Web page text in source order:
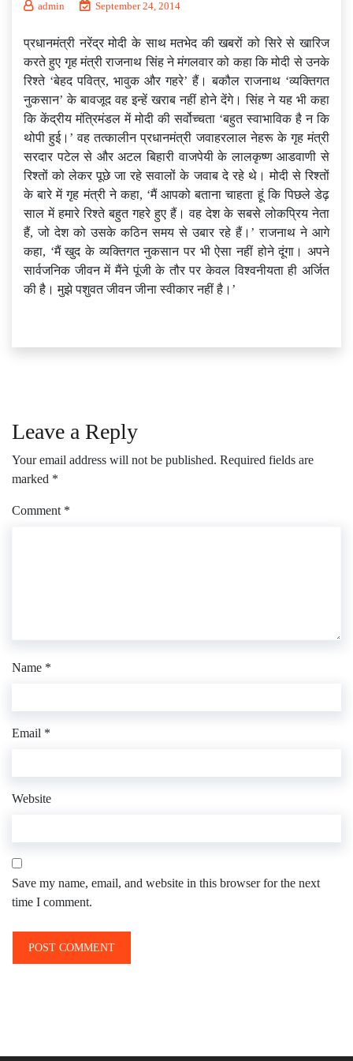
admin September 24, 2014
प्रधानमंत्री नरेंद्र मोदी के साथ मतभेद की खबरों को सिरे से खारिज
करते हुए गृह मंत्री राजनाथ सिंह ने मंगलवार को कहा कि मोदी से उनके
रिश्ते ‘बेहद पवित्र, भावुक और गहरे’ हैं। बकौल राजनाथ ‘व्यक्तिगत
नुकसान’ के बावजूद वह इन्हें खराब नहीं होने देंगे। सिंह ने यह भी कहा
कि केंद्रीय मंत्रिमंडल में मोदी की सर्वोच्चता ‘बहुत स्वाभाविक है न कि
थोपी हुई।’ वह तत्कालीन प्रधानमंत्री जवाहरलाल नेहरू के गृह मंत्री
सरदार पटेल से और अटल बिहारी वाजपेयी के लालकृष्ण आडवाणी से
रिश्तों को लेकर पूछे जा रहे सवालों के जवाब दे रहे थे। मोदी से रिश्तों
के बारे में गृह मंत्री ने कहा, ‘मैं आपको बताना चाहता हूं कि पिछले डेढ़
साल में हमारे रिश्ते बहुत गहरे हुए हैं। वह देश के सबसे लोकप्रिय नेता
हैं, जो देश को उसके कठिन समय से उबार रहे हैं।’ राजनाथ ने आगे
कहा, ‘मैं खुद के व्यक्तिगत नुकसान पर भी ऐसा नहीं होने दूंगा। अपने
सार्वजनिक जीवन में मैंने पूंजी के तौर पर केवल विश्वनीयता ही अर्जित
की है। मुझे पशुवत जीवन जीना स्वीकार नहीं है।’
Leave a Reply
Your email address will not be published. Required fields are
marked *
Comment *
Name *
Email *
Website
Save my name, email, and website in this browser for the next
time I comment.